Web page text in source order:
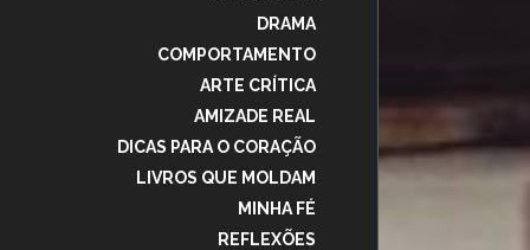
DRAMA
COMPORTAMENTO
ARTE CRÍTICA
AMIZADE REAL
DICAS PARA O CORAÇÃO
LIVROS QUE MOLDAM
MINHA FÉ
REFLEXÕES